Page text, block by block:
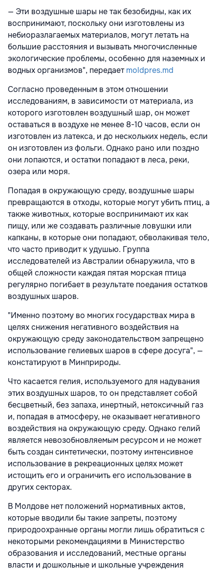
— Эти воздушные шары не так безобидны, как их
воспринимают, поскольку они изготовлены из
небиоразлагаемых материалов, могут летать на
большие расстояния и вызывать многочисленные
экологические проблемы, особенно для наземных и
водных организмов", передаетmoldpres.md
Согласно проведенным в этом отношении
исследованиям, в зависимости от материала, из
которого изготовлен воздушный шар, он может
оставаться в воздухе не менее 8-10 часов, если он
изготовлен из латекса, и до нескольких недель, если
он изготовлен из фольги. Однако рано или поздно
они лопаются, и остатки попадают в леса, реки,
озера или моря.
Попадая в окружающую среду, воздушные шары
превращаются в отходы, которые могут убить птиц, а
также животных, которые воспринимают их как
пищу, или же создавать различные ловушки или
капканы, в которые они попадают, обволакивая тело,
что часто приводит к удушью. Группа
исследователей из Австралии обнаружила, что в
общей сложности каждая пятая морская птица
регулярно погибает в результате поедания остатков
воздушных шаров.
"Именно поэтому во многих государствах мира в
целях снижения негативного воздействия на
окружающую среду законодательством запрещено
использование гелиевых шаров в сфере досуга", —
констатируют в Минприроды.
Что касается гелия, используемого для надувания
этих воздушных шаров, то он представляет собой
бесцветный, без запаха, инертный, нетоксичный газ
и, попадая в атмосферу, не оказывает негативного
воздействия на окружающую среду. Однако гелий
является невозобновляемым ресурсом и не может
быть создан синтетически, поэтому интенсивное
использование в рекреационных целях может
истощить его и ограничить его использование в
других секторах.
В Молдове нет положений нормативных актов,
которые вводили бы такие запреты, поэтому
природоохранные органы могли лишь обратиться с
некоторыми рекомендациями в Министерство
образования и исследований, местные органы
власти и дошкольные и школьные учреждения